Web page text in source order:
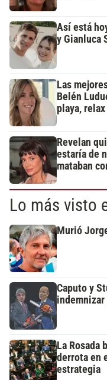
Así está
y Gianluca
Las
Belén
playa,
Revelan
estaría de
mataban
Lo más visto
Murió
Caputo y
indemnizar
La Rosada
derrota en
estrategia